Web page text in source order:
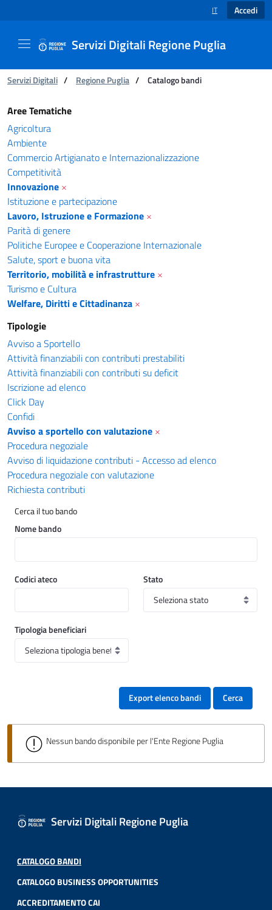
SELEZIONE
IT Accedi
Servizi Digitali Regione Puglia
Ti trovi in:
Servizi Digitali / Regione Puglia / Catalogo bandi
Catalogo bandi - Servizi Digitali Regione
Aree Tematiche
Agricoltura
Ambiente
Commercio Artigianato e Internazionalizzazione
Competitività
Innovazione ×
Istituzione e partecipazione
Lavoro, Istruzione e Formazione ×
Parità di genere
Politiche Europee e Cooperazione Internazionale
Salute, sport e buona vita
Territorio, mobilità e infrastrutture ×
Turismo e Cultura
Welfare, Diritti e Cittadinanza ×
Tipologie
Avviso a Sportello
Attività finanziabili con contributi prestabiliti
Attività finanziabili con contributi su deficit
Iscrizione ad elenco
Click Day
Confidi
Avviso a sportello con valutazione ×
Procedura negoziale
Avviso di liquidazione contributi - Accesso ad elenco
Procedura negoziale con valutazione
Richiesta contributi
Cerca il tuo bando
Nome bando
Codici ateco Stato
Tipologia beneficiari
Export elenco bandi Cerca
Nessun bando disponibile per l'Ente Regione Puglia
Servizi Digitali Regione Puglia
CATALOGO BANDI
CATALOGO BUSINESS OPPORTUNITIES
ACCREDITAMENTO CAI